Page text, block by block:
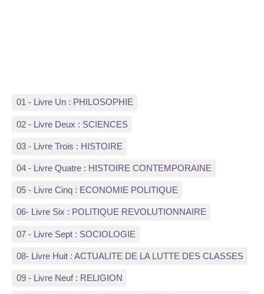
01 - Livre Un : PHILOSOPHIE
02 - Livre Deux : SCIENCES
03 - Livre Trois : HISTOIRE
04 - Livre Quatre : HISTOIRE CONTEMPORAINE
05 - Livre Cinq : ECONOMIE POLITIQUE
06- Livre Six : POLITIQUE REVOLUTIONNAIRE
07 - Livre Sept : SOCIOLOGIE
08- Livre Huit : ACTUALITE DE LA LUTTE DES CLASSES
09 - Livre Neuf : RELIGION